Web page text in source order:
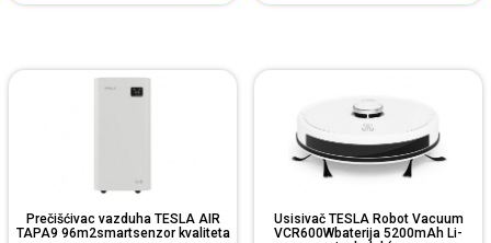
Prečišćivac vazduha TESLA AIR
TAPA9 96m2smartsenzor kvaliteta
Usisivač TESLA Robot Vacuum
VCR600Wbaterija 5200mAh Li-